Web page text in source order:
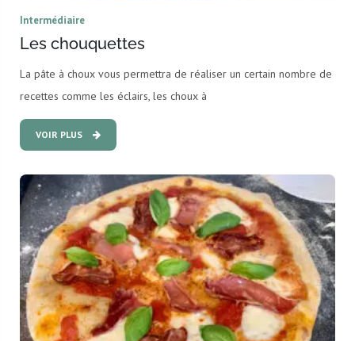
Intermédiaire
Les chouquettes
La pâte à choux vous permettra de réaliser un certain nombre de
recettes comme les éclairs, les choux à
VOIR PLUS